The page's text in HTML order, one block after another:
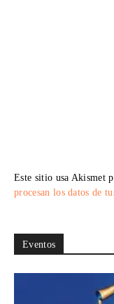
Este sitio usa Akismet
procesan los datos de
Eventos